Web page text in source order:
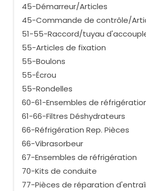
45-Démarreur/Articles
45-Commande de contrôle/
51-55-Raccord/tuyau
55-Articles de fixation
55-Boulons
55-Écrou
55-Rondelles
60-61-Ensembles de
61-66-Filtres Déshydrateurs
66-Réfrigération Rep. Pièces
66-Vibrasorbeur
67-Ensembles de réfrigération
70-Kits de conduite
77-Pièces de réparation